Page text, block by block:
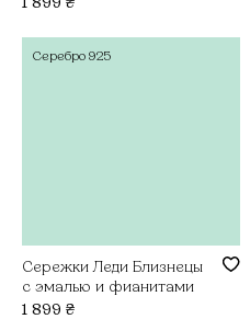
Серебро 925
Сережки Леди Близнецы
с эмалью и фианитами
1 899 ₴